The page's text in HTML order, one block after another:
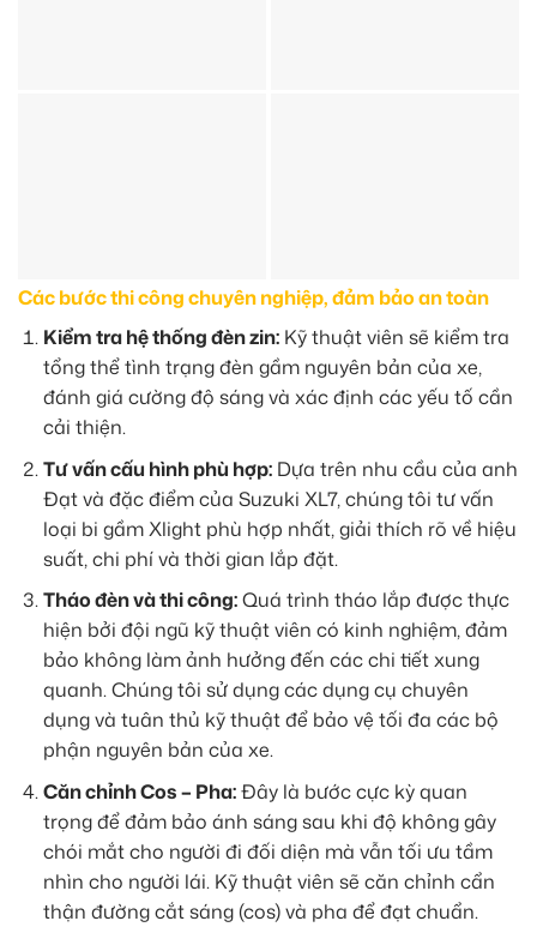
Các bước thi công chuyên nghiệp, đảm bảo an toàn
Kiểm tra hệ thống đèn zin:Kỹ thuật viên sẽ kiểm tra
tổng thể tình trạng đèn gầm nguyên bản của xe,
đánh giá cường độ sáng và xác định các yếu tố cần
cải thiện.
Tư vấn cấu hình phù hợp:Dựa trên nhu cầu của anh
Đạt và đặc điểm của Suzuki XL7, chúng tôi tư vấn
loại bi gầm Xlight phù hợp nhất, giải thích rõ về hiệu
suất, chi phí và thời gian lắp đặt.
Tháo đèn và thi công:Quá trình tháo lắp được thực
hiện bởi đội ngũ kỹ thuật viên có kinh nghiệm, đảm
bảo không làm ảnh hưởng đến các chi tiết xung
quanh. Chúng tôi sử dụng các dụng cụ chuyên
dụng và tuân thủ kỹ thuật để bảo vệ tối đa các bộ
phận nguyên bản của xe.
Căn chỉnh Cos – Pha:Đây là bước cực kỳ quan
trọng để đảm bảo ánh sáng sau khi độ không gây
chói mắt cho người đi đối diện mà vẫn tối ưu tầm
nhìn cho người lái. Kỹ thuật viên sẽ căn chỉnh cẩn
thận đường cắt sáng (cos) và pha để đạt chuẩn.